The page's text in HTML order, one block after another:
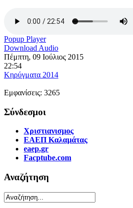
Popup Player
Download Audio
Πέμπτη, 09 Ιούλιος 2015
22:54
Κηρύγματα 2014
Εμφανίσεις: 3265
Σύνδεσμοι
Χριστιανισμος
ΕΑΕΠ Καλαμάτας
eaep.gr
Facptube.com
Αναζήτηση